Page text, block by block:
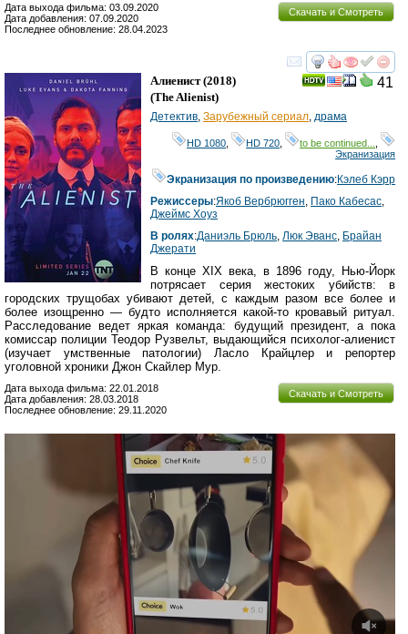
Скачать и Смотреть
Дата выхода фильма: 03.09.2020
Дата добавления: 07.09.2020
Последнее обновление: 28.04.2023
смотреть
41
Алиенист(2018)
(The Alienist)
Детектив Зарубежный сериал драма
HD 1080 HD 720 to be continued...
Экранизация
Экранизация по произведению:Кэлеб Кэрр
Режиссеры:Якоб Вербрюгген Пако Кабесас
Джеймс Хоуз
В ролях:Даниэль Брюль Люк Эванс Брайан
Джерати
В конце XIX века, в 1896 году, Нью-Йорк
потрясает серия жестоких убийств: в
городских трущобах убивают детей, с каждым разом все более и
более изощренно — будто исполняется какой-то кровавый ритуал.
Расследование ведет яркая команда: будущий президент, а пока
комиссар полиции Теодор Рузвельт, выдающийся психолог-алиенист
(изучает умственные патологии) Ласло Крайцлер и репортер
уголовной хроники Джон Скайлер Мур.
Скачать и Смотреть
Дата выхода фильма: 22.01.2018
Дата добавления: 28.03.2018
Последнее обновление: 29.11.2020